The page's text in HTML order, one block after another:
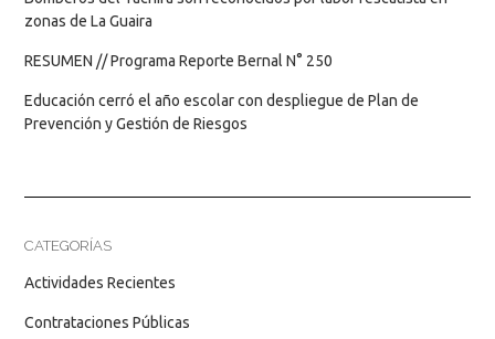
zonas de La Guaira
RESUMEN // Programa Reporte Bernal N° 250
Educación cerró el año escolar con despliegue de Plan de
Prevención y Gestión de Riesgos
CATEGORÍAS
Actividades Recientes
Contrataciones Públicas